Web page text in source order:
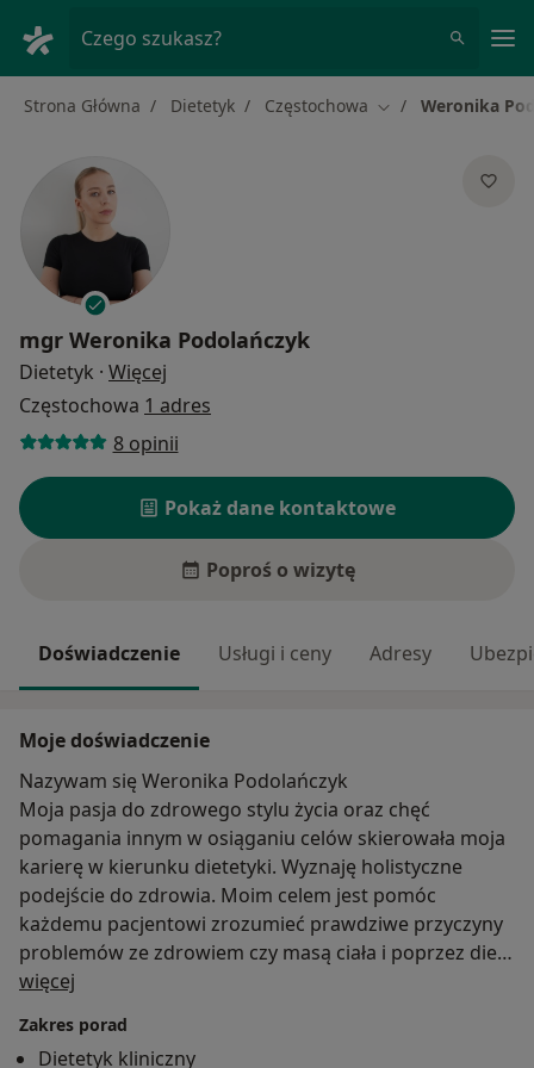
Czego szukasz?
Strona Główna Dietetyk Częstochowa Zmień miasto
Weronika
mgr Weronika Podolańczyk
Dietetyk · Więcej
Częstochowa 1 adres
8 opinii
Pokaż dane kontaktowe
Poproś o wizytę
Doświadczenie Usługi i ceny Adresy
Moje doświadczenie
Nazywam się Weronika Podolańczyk
Moja pasja do zdrowego stylu życia oraz chęć
pomagania innym w osiąganiu celów skierowała moja
karierę w kierunku dietetyki. Wyznaję holistyczne
podejście do zdrowia. Moim celem jest pomóc
każdemu pacjentowi zrozumieć prawdziwe przyczyny
problemów ze zdrowiem czy masą ciała i poprzez dietę
odwrocić ten stan rzeczy.
więcej
Zakres porad
Dietetyk kliniczny